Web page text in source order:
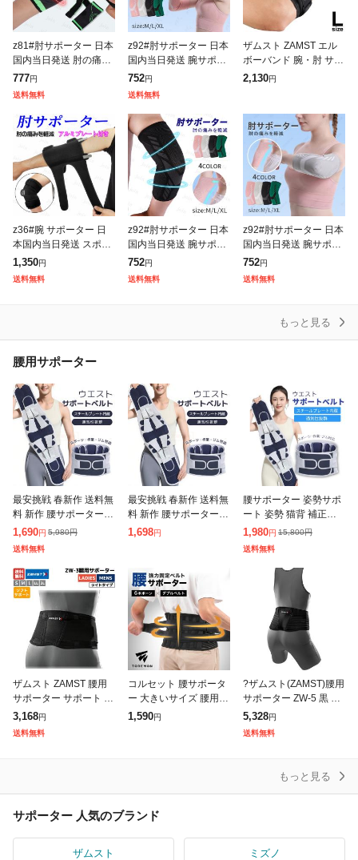
z81#肘サポーター 日本
国内当日発送 肘の痛み
腕サポーター 腱鞘炎 医
療用 エルボーパッド ゴ
ルフ テニス 野球 筋ト
レ ス
777円
送料無料
z92#肘サポーター 日本
国内当日発送 腕サポー
ター 関節痛 トレーニン
グ テニス肘 高齢者 大
きいサイズ 肘の痛み 腱
鞘炎 医
752円
送料無料
ザムスト ZAMST エル
ボーバンド 腕・肘 サポ
ーター Lサイズ 左右兼
2,130円
z36#腕 サポーター 日
本国内当日発送 スポー
ツ 肘サポーター 野球
テニス肘 筋トレ 夏用
医療用 薄手 腱鞘炎 フ
1,350円
送料無料
z92#肘サポーター 日本
国内当日発送 腕サポー
ター 関節痛 トレーニン
グ テニス肘 高齢者 大
きいサイズ 肘の痛み 腱
752円
送料無料
z92#肘サポーター 日本
国内当日発送 腕サポー
ター 関節痛 トレーニン
グ テニス肘 高齢者 大
きいサイズ 肘の痛み 腱
752円
送料無料
もっと見る
腰用サポーター
最安挑戦 春新作 送料無
料 新作 腰サポーター
姿勢サポート 姿勢 猫背
補正ベルト 安定 装着簡
単 メッシュ サポートベ
ルト
1,690円 5,980円
送料無料
最安挑戦 春新作 送料無
料 新作 腰サポーター
姿勢サポート 姿勢 猫背
ルト
1,698円
腰サポーター 姿勢サポ
ート 姿勢 猫背 補正ベ
ルト 安定 装着簡単 メ
ッシュ サポートベルト
腰 骨盤 通気性抜群 ス
チールプレ
1,980円 15,800円
送料無料
ザムスト ZAMST 腰用
サポーター サポート Z
W-3 メンズ レディース
ユニセックス ブラック
ソフトサポート ソフト
3,168円
送料無料
コルセット 腰サポータ
ー 大きいサイズ 腰用
ベルト 骨盤 腰用サポー
1,590円
?ザムスト(ZAMST)腰用
サポーター ZW-5 黒 S-
3Lサイズ スタンダード
タイプ 腰 骨盤 サポー
ター ミドル 薄手 軽
5,328円
送料無料
もっと見る
サポーター 人気のブランド
ザムスト ミズノ